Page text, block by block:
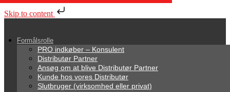
Skip to content
Formålsrolle
PRO indkøber – Konsulent
Distributør Partner
Ansøg om at blive Distributør Partner
Kunde hos vores Distributør
Slutbruger (virksomhed eller privat)